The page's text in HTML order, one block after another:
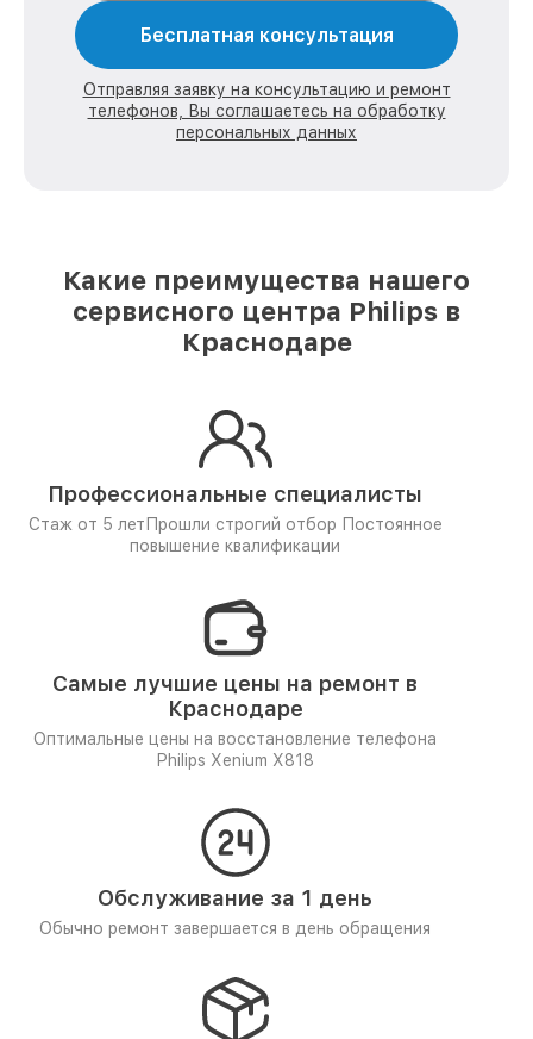
Бесплатная консультация
Отправляя заявку на консультацию и ремонт
телефонов, Вы соглашаетесь на обработку
персональных данных
Какие преимущества нашего
сервисного центра Philips в
Краснодаре
Профессиональные специалисты
Стаж от 5 лет Прошли строгий отбор Постоянное
повышение квалификации
Самые лучшие цены на ремонт в
Краснодаре
Оптимальные цены на восстановление телефона
Philips Xenium X818
Обслуживание за 1 день
Обычно ремонт завершается в день обращения